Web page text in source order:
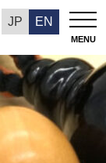
JP EN
MENU